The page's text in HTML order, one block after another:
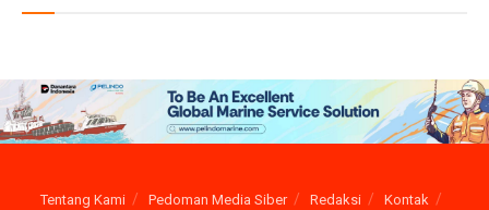
Tentang Kami Pedoman Media Siber Redaksi
Kontak